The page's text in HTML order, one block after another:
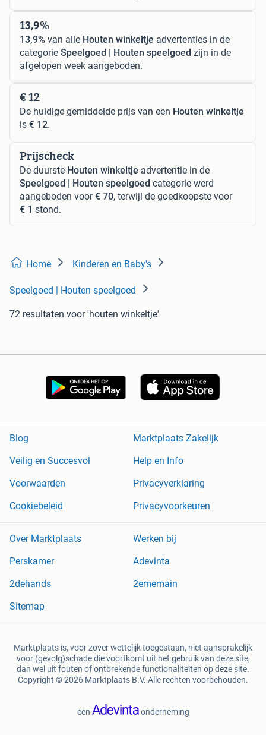
13,9%
13,9% van alle Houten winkeltje advertenties in de
categorie Speelgoed | Houten speelgoed zijn in de
afgelopen week aangeboden.
€ 12
De huidige gemiddelde prijs van een Houten winkeltje
is € 12.
Prijscheck
De duurste Houten winkeltje advertentie in de
Speelgoed | Houten speelgoed categorie werd
aangeboden voor€ 70, terwijl de goedkoopste voor
€ 1 stond.
Home Kinderen en Baby's
Speelgoed | Houten speelgoed
72 resultaten voor 'houten winkeltje'
Blog
Marktplaats Zakelijk
Veilig en Succesvol
Help en Info
Voorwaarden
Privacyverklaring
Cookiebeleid
Privacyvoorkeuren
Over Marktplaats
Werken bij
Perskamer
Adevinta
2dehands
2ememain
Sitemap
Marktplaats is, voor zover wettelijk toegestaan, niet aansprakelijk
voor (gevolg)schade die voortkomt uit het gebruik van deze site,
dan wel uit fouten of ontbrekende functionaliteiten op deze site.
Copyright © 2026 Marktplaats B.V. Alle rechten voorbehouden.
een onderneming